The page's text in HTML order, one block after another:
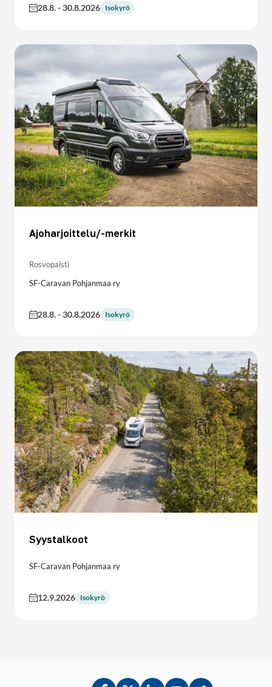
28.8.-30.8.2026 Isokyrö
Ajoharjoittelu/-merkit
Rosvopaisti
SF-Caravan Pohjanmaa ry
28.8.-30.8.2026 Isokyrö
Syystalkoot
SF-Caravan Pohjanmaa ry
12.9.2026 Isokyrö